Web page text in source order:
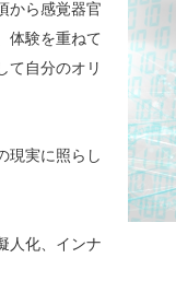
から感覚器官
体験を重ねて
て自分のオリ
現実に照らし
人化、インナ